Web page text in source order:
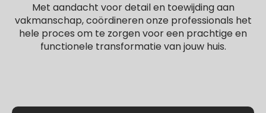
Met aandacht voor detail en toewijding aan
vakmanschap, coördineren onze professionals het
hele proces om te zorgen voor een prachtige en
functionele transformatie van jouw huis.